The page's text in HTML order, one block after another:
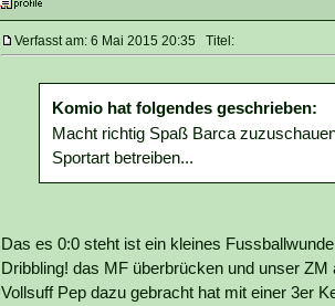
Verfasst am: 6 Mai 2015 20:35 Titel:
Komio hat folgendes geschrieben:
Macht richtig Spaß Barca
Sportart betreiben...
Das es 0:0 steht ist ein kleines
Dribbling! das MF überbrücken und unser
Vollsuff Pep dazu gebracht hat mit einer 3er